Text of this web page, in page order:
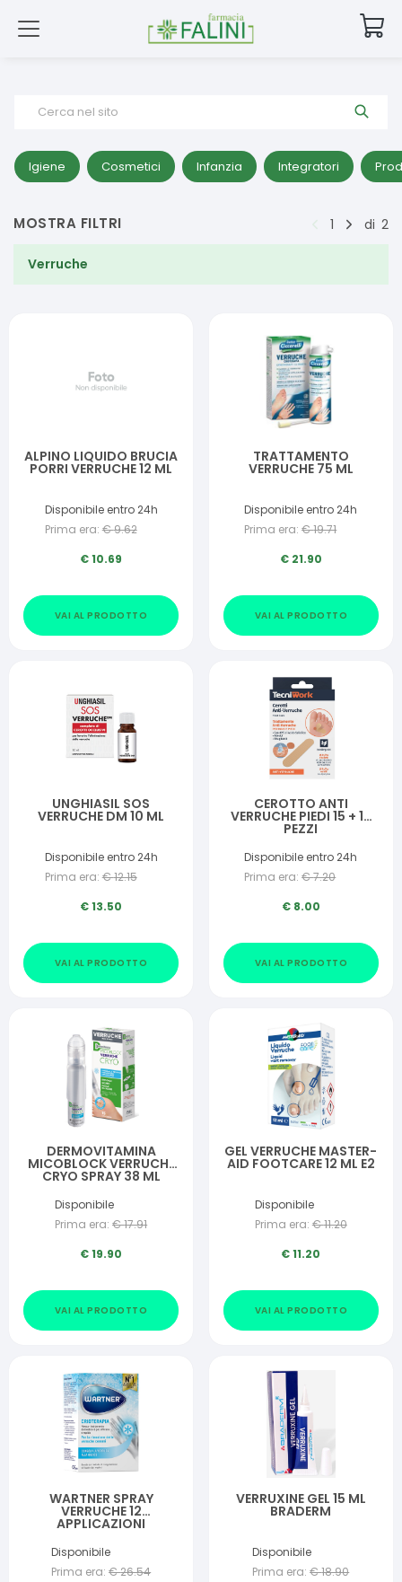
Cerca nel sito
Igiene Cosmetici Infanzia Integratori
MOSTRA FILTRI 1 di 2
Verruche
ALPINO LIQUIDO BRUCIA
PORRI VERRUCHE 12 ML
Disponibile entro 24h
Prima era: €9.62
€10.69
VAI AL PRODOTTO
TRATTAMENTO
VERRUCHE 75 ML
Disponibile entro 24h
Prima era: €19.71
€ 21.90
VAI AL PRODOTTO
UNGHIASIL SOS
VERRUCHE DM 10 ML
Disponibile entro 24h
Prima era: €12.15
€13.50
VAI AL PRODOTTO
CEROTTO ANTI
VERRUCHE PIEDI 15 + 15
PEZZI
Disponibile entro 24h
Prima era: €7.20
€ 8.00
VAI AL PRODOTTO
DERMOVITAMINA
MICOBLOCK VERRUCHE
CRYO SPRAY 38 ML
Disponibile
Prima era: €17.91
€19.90
VAI AL PRODOTTO
GEL VERRUCHE MASTER-
AID FOOTCARE 12 ML E2
Disponibile
Prima era: €11.20
€11.20
VAI AL PRODOTTO
WARTNER SPRAY
VERRUCHE 12
APPLICAZIONI
Disponibile
Prima era: €26.54
VERRUXINE GEL 15 ML
BRADERM
Disponibile
Prima era: €18.90